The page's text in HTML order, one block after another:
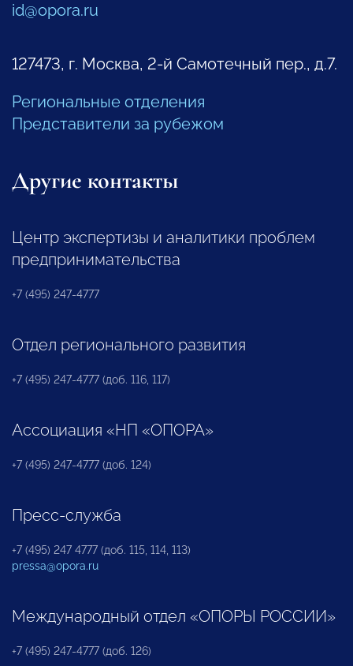
id@opora.ru
127473, г. Москва, 2-й Самотечный пер., д.7.
Региональные отделения
Представители за рубежом
Другие контакты
Центр экспертизы и аналитики проблем
предпринимательства
+7 (495) 247-4777
Отдел регионального развития
+7 (495) 247-4777 (доб. 116, 117)
Ассоциация «НП «ОПОРА»
+7 (495) 247-4777 (доб. 124)
Пресс-служба
+7 (495) 247 4777 (доб. 115, 114, 113)
pressa@opora.ru
Международный отдел «ОПОРЫ РОССИИ»
+7 (495) 247-4777 (доб. 126)